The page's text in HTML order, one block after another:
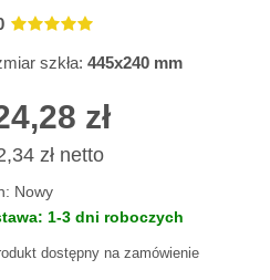
szkła: 445x240 mm
zł
zł netto
Nowy
1-3 dni roboczych
dostępny na zamówienie